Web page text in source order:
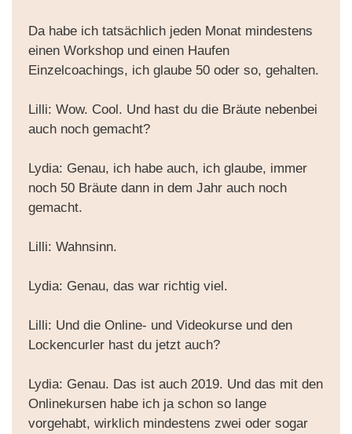
Da habe ich tatsächlich jeden Monat mindestens
einen Workshop und einen Haufen
Einzelcoachings, ich glaube 50 oder so, gehalten.
Lilli: Wow. Cool. Und hast du die Bräute nebenbei
auch noch gemacht?
Lydia: Genau, ich habe auch, ich glaube, immer
noch 50 Bräute dann in dem Jahr auch noch
gemacht.
Lilli: Wahnsinn.
Lydia: Genau, das war richtig viel.
Lilli: Und die Online- und Videokurse und den
Lockencurler hast du jetzt auch?
Lydia: Genau. Das ist auch 2019. Und das mit den
Onlinekursen habe ich ja schon so lange
vorgehabt, wirklich mindestens zwei oder sogar